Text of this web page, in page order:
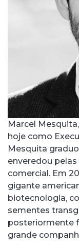
Marcel
hoje como
Mesquita
enveredou
comercial. Em
gigante
biotecnologia,
sementes
posteriormente
grande